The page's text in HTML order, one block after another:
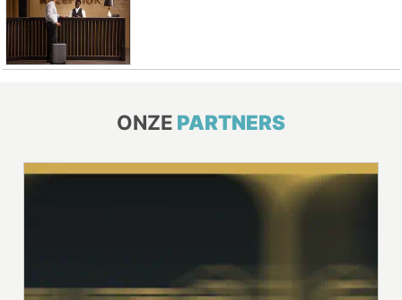
ONZE PARTNERS